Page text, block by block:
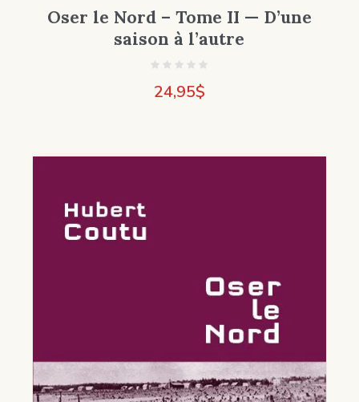
Oser le Nord – Tome II — D’une
saison à l’autre
24,95$